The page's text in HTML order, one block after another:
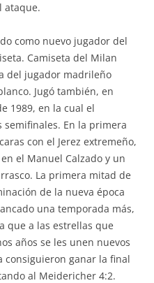
ataque.
como nuevo jugador del
Camiseta del Milan
del jugador madrileño
Jugó también, en
1989, en la cual el
En la primera
con el Jerez extremeño,
el Manuel Calzado y un
La primera mitad de
de la nueva época
una temporada más,
que a las estrellas que
años se les unen nuevos
consiguieron ganar la final
al Meidericher 4:2.